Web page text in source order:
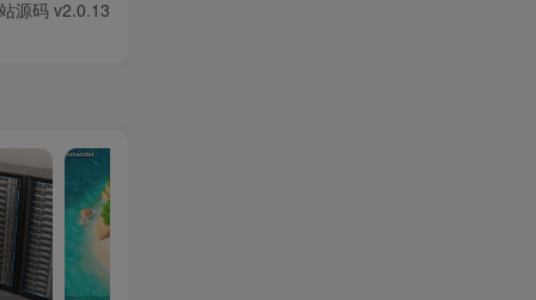
源码 v2.0.13